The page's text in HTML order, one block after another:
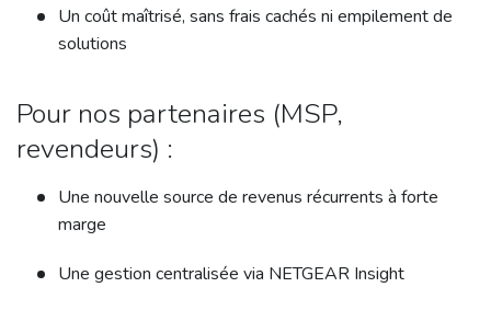
Un coût maîtrisé, sans frais cachés ni empilement de
solutions
Pour nos partenaires (MSP,
revendeurs) :
Une nouvelle source de revenus récurrents à forte
marge
Une gestion centralisée via NETGEAR Insight